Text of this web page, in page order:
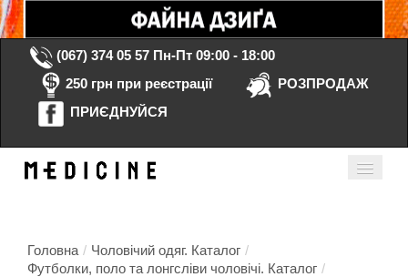
(067) 374 05 57 Пн-Пт 09:00 - 18:00
250 грн при реєстрації
РОЗПРОДАЖ
ПРИЄДНУЙСЯ
Головна / Чоловічий одяг. Каталог /
Футболки, поло та лонгсліви чоловічі. Каталог /